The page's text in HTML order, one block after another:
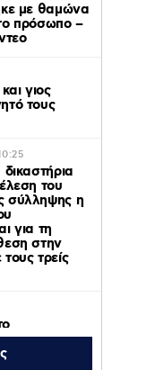
με θαμώνα
πρόσωπο –
γιος
τους
του
σύλληψης η
για τη
στην
τρείς
το ζευγάρι
τον